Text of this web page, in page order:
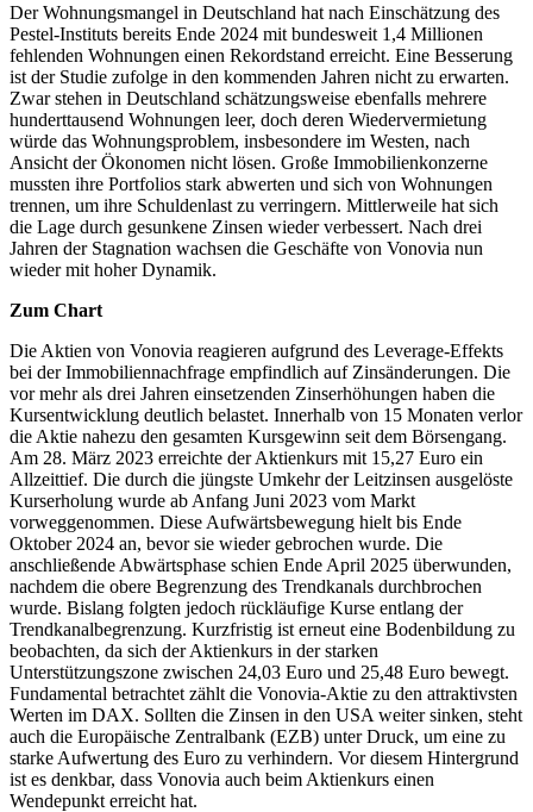
Der Wohnungsmangel in Deutschland hat nach Einschätzung des
Pestel-Instituts bereits Ende 2024 mit bundesweit 1,4 Millionen
fehlenden Wohnungen einen Rekordstand erreicht. Eine Besserung
ist der Studie zufolge in den kommenden Jahren nicht zu erwarten.
Zwar stehen in Deutschland schätzungsweise ebenfalls mehrere
hunderttausend Wohnungen leer, doch deren Wiedervermietung
würde das Wohnungsproblem, insbesondere im Westen, nach
Ansicht der Ökonomen nicht lösen. Große Immobilienkonzerne
mussten ihre Portfolios stark abwerten und sich von Wohnungen
trennen, um ihre Schuldenlast zu verringern. Mittlerweile hat sich
die Lage durch gesunkene Zinsen wieder verbessert. Nach drei
Jahren der Stagnation wachsen die Geschäfte von Vonovia nun
wieder mit hoher Dynamik.
Zum Chart
Die Aktien von Vonovia reagieren aufgrund des Leverage-Effekts
bei der Immobiliennachfrage empfindlich auf Zinsänderungen. Die
vor mehr als drei Jahren einsetzenden Zinserhöhungen haben die
Kursentwicklung deutlich belastet. Innerhalb von 15 Monaten verlor
die Aktie nahezu den gesamten Kursgewinn seit dem Börsengang.
Am 28. März 2023 erreichte der Aktienkurs mit 15,27 Euro ein
Allzeittief. Die durch die jüngste Umkehr der Leitzinsen ausgelöste
Kurserholung wurde ab Anfang Juni 2023 vom Markt
vorweggenommen. Diese Aufwärtsbewegung hielt bis Ende
Oktober 2024 an, bevor sie wieder gebrochen wurde. Die
anschließende Abwärtsphase schien Ende April 2025 überwunden,
nachdem die obere Begrenzung des Trendkanals durchbrochen
wurde. Bislang folgten jedoch rückläufige Kurse entlang der
Trendkanalbegrenzung. Kurzfristig ist erneut eine Bodenbildung zu
beobachten, da sich der Aktienkurs in der starken
Unterstützungszone zwischen 24,03 Euro und 25,48 Euro bewegt.
Fundamental betrachtet zählt die Vonovia-Aktie zu den attraktivsten
Werten im DAX. Sollten die Zinsen in den USA weiter sinken, steht
auch die Europäische Zentralbank (EZB) unter Druck, um eine zu
starke Aufwertung des Euro zu verhindern. Vor diesem Hintergrund
ist es denkbar, dass Vonovia auch beim Aktienkurs einen
Wendepunkt erreicht hat.